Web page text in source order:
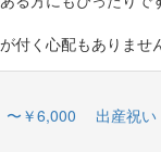
付く心配もありませ
〜￥6,000 出産祝い